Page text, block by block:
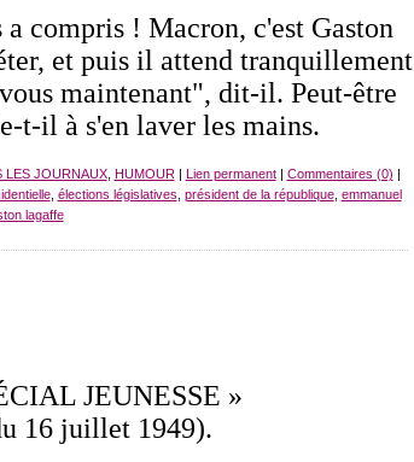
compris ! Macron, c'est Gaston
et puis il attend tranquillement
maintenant", dit-il. Peut-être
t-il à s'en laver les mains.
LES JOURNAUX, HUMOUR| Lien permanent| Commentaires (0) |
, élections législatives président de la république, emmanuel
lagaffe
JEUNESSE »
16 juillet 1949).